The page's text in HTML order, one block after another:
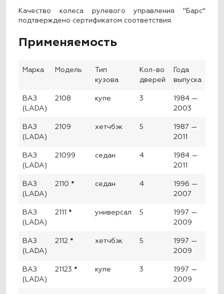
Качество колеса рулевого управления "Барс"
подтверждено сертификатом соответствия.
Применяемость
Марка Модель
Тип
кузова
Кол-во
дверей
Года
выпуска
ВАЗ
(LADA)
2108 купе 3
1984 —
2003
ВАЗ
(LADA)
2109 хетчбэк 5
1987 —
2011
ВАЗ
(LADA)
21099 седан 4
1984 —
2011
ВАЗ
(LADA)
2110 * седан 4
1996 —
2007
ВАЗ
(LADA)
2111 * универсал 5
1997 —
2009
ВАЗ
(LADA)
2112 * хетчбэк 5
1997 —
2009
ВАЗ
(LADA)
21123 * купе 3
1997 —
2009